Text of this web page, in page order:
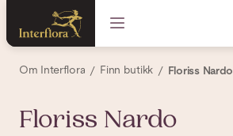
Om Interflora Finn butikk Floriss Nardo
Floriss Nardo